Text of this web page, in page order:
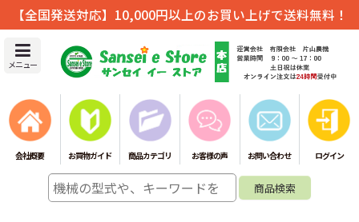
【全国発送対応】10,000円以上のお買い上げで送料無料！
メニュー
会社概要 お買物ガイド 商品カテゴリ お客様の声 お問い合わせ ログイン